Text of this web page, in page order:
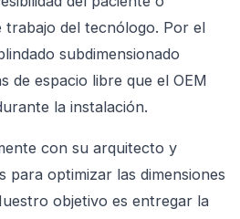
trabajo del tecnólogo. Por el
subdimensionado
de espacio libre que el OEM
la instalación.
con su arquitecto y
para optimizar las dimensiones
objetivo es entregar la